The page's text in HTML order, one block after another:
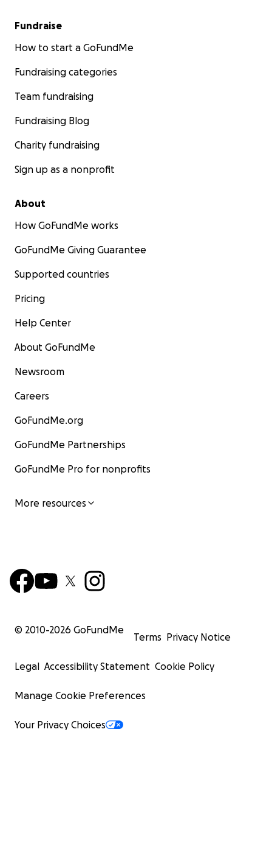
Fundraise
How to start a GoFundMe
Fundraising categories
Team fundraising
Fundraising Blog
Charity fundraising
Sign up as a nonprofit
About
How GoFundMe works
GoFundMe Giving Guarantee
Supported countries
Pricing
Help Center
About GoFundMe
Newsroom
Careers
GoFundMe.org
GoFundMe Partnerships
GoFundMe Pro for nonprofits
More resources
© 2010-2026 GoFundMe
Terms Privacy Notice
Legal Accessibility Statement Cookie Policy
Manage Cookie Preferences
Your Privacy Choices